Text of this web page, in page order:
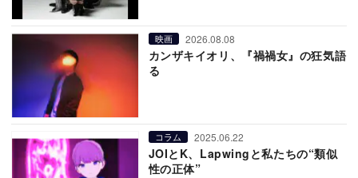
映画 2026.08.08
カンザキイオリ、『禍禍女』の狂気語
る
コラム 2025.06.22
JOIとK、Lapwingと私たちの“類似
性の正体”